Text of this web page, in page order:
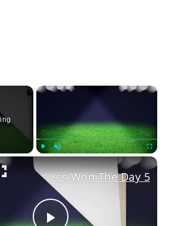
×
5 Classic Boxing Matches In Which Tactics Won The Day